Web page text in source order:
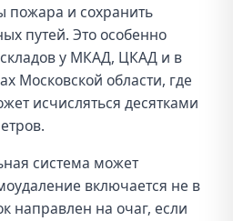
пожара и сохранить
путей. Это особенно
у МКАД, ЦКАД и в
Московской области, где
исчисляться десятками
система может
включается не в
направлен на очаг, если